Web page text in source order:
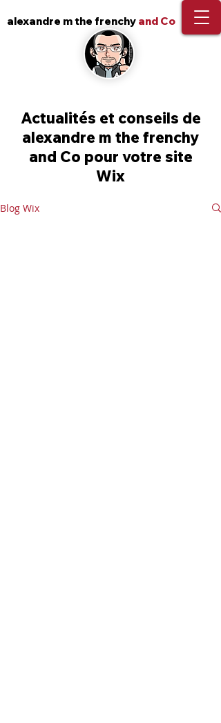
alexandre m the frenchy and Co
Actualités et conseils de
alexandre m the frenchy
and Co pour votre site
Wix
Blog Wix